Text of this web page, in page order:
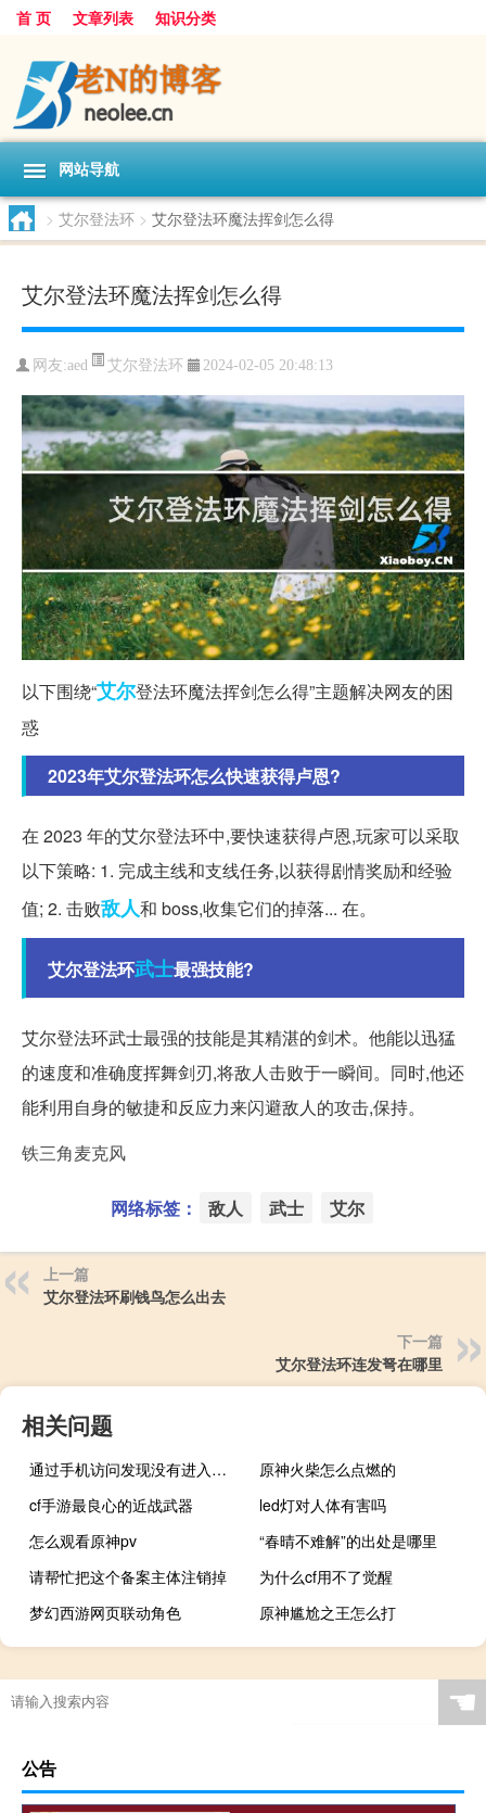
首 页 文章列表 知识分类
网站导航
> 艾尔登法环 > 艾尔登法环魔法挥剑怎么得
艾尔登法环魔法挥剑怎么得
网友:aed 艾尔登法环 2024-02-05 20:48:13
以下围绕“艾尔登法环魔法挥剑怎么得”主题解决网友的困
惑
2023年艾尔登法环怎么快速获得卢恩?
在 2023 年的艾尔登法环中,要快速获得卢恩,玩家可以采取
以下策略: 1. 完成主线和支线任务,以获得剧情奖励和经验
值; 2. 击败敌人和 boss,收集它们的掉落... 在。
艾尔登法环武士最强技能?
艾尔登法环武士最强的技能是其精湛的剑术。他能以迅猛
的速度和准确度挥舞剑刃,将敌人击败于一瞬间。同时,他还
能利用自身的敏捷和反应力来闪避敌人的攻击,保持。
铁三角麦克风
网络标签： 敌人 武士 艾尔
上一篇
艾尔登法环刷钱鸟怎么出去
下一篇
艾尔登法环连发弩在哪里
相关问题
通过手机访问发现没有进入到自适应的网站
原神火柴怎么点燃的
cf手游最良心的近战武器
led灯对人体有害吗
怎么观看原神pv
“春晴不难解”的出处是哪里
请帮忙把这个备案主体注销掉
为什么cf用不了觉醒
梦幻西游网页联动角色
原神尴尬之王怎么打
☚
公告